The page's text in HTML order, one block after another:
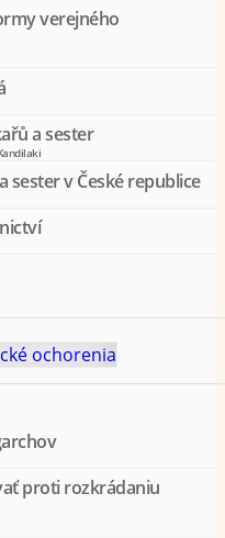
verejného
a sester
sester v České republice
proti rozkrádaniu